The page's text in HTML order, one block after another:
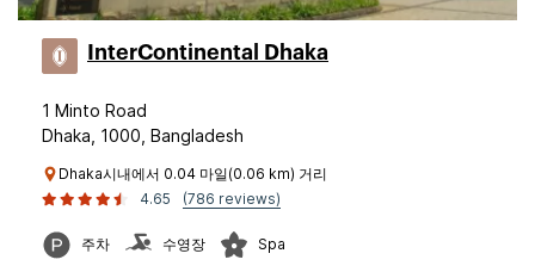
InterContinental Dhaka
1 Minto Road
Dhaka, 1000, Bangladesh
Dhaka시내에서 0.04 마일(0.06 km) 거리
4.65
(786 reviews)
주차 수영장 Spa